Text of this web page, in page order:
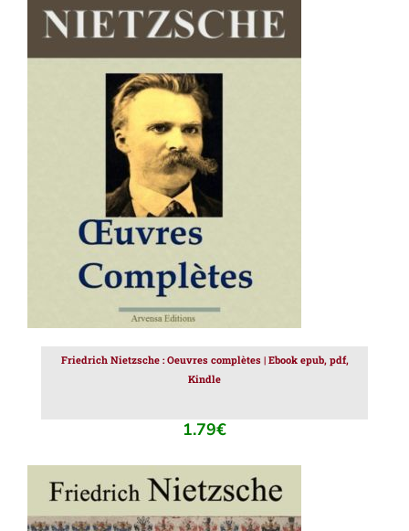
129.00€.39.00€.
AJOUTER AU PANIER /
Friedrich Nietzsche : Oeuvres complètes | Ebook epub, pdf,
Kindle
1.79€